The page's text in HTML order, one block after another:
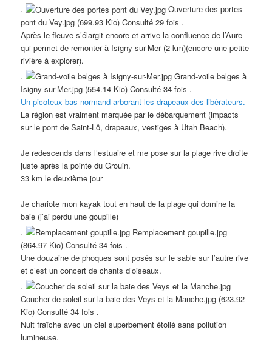
.
Ouverture des portes
pont du Vey.jpg (699.93 Kio) Consulté 29 fois .
Après le fleuve s’élargit encore et arrive la confluence de l’Aure
qui permet de remonter à Isigny-sur-Mer (2 km)(encore une petite
rivière à explorer).
.
Grand-voile belges à
Isigny-sur-Mer.jpg (554.14 Kio) Consulté 34 fois .
Un picoteux bas-normand arborant les drapeaux des libérateurs.
La région est vraiment marquée par le débarquement (impacts
sur le pont de Saint-Lô, drapeaux, vestiges à Utah Beach).
Je redescends dans l’estuaire et me pose sur la plage rive droite
juste après la pointe du Grouin.
33 km le deuxième jour
Je chariote mon kayak tout en haut de la plage qui domine la
baie (j’ai perdu une goupille)
.
Remplacement goupille.jpg
(864.97 Kio) Consulté 34 fois .
Une douzaine de phoques sont posés sur le sable sur l’autre rive
et c’est un concert de chants d’oiseaux.
.
Coucher de soleil sur la baie des Veys et la Manche.jpg (623.92
Kio) Consulté 34 fois .
Nuit fraîche avec un ciel superbement étoilé sans pollution
lumineuse.